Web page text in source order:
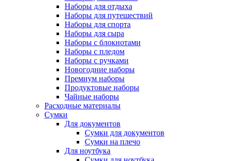
Наборы для отдыха
Наборы для путешествий
Наборы для спорта
Наборы для сыра
Наборы с блокнотами
Наборы с пледом
Наборы с ручками
Новогодние наборы
Премиум наборы
Продуктовые наборы
Чайные наборы
Расходные материалы
Сумки
Для документов
Сумки для документов
Сумки на плечо
Для ноутбука